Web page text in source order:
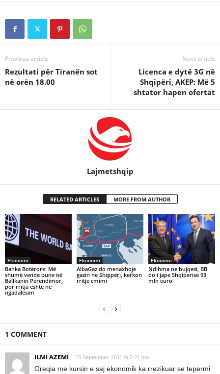
Previous article
Rezultati për Tiranën sot
në orën 18.00
Next article
Licenca e dytë 3G në
Shqipëri, AKEP: Më 5
shtator hapen ofertat
Lajmetshqip
RELATED ARTICLES MORE FROM AUTHOR
Ekonomi
Banka Botërore: Më
shumë vende pune në
Ballkanin Perëndimor,
por rritja është në
ngadalësim
Ekonomi
AlbaGaz do menaxhoje
gazin ne Shqipëri, kerkon
rritje cmimi
Ekonomi
Ndihma ne bujqesi, BB
do i jape Shqiperise 93
mln euro
1 COMMENT
ILMI AZEMI 15 September, 2011 At 2:21 pm
Greqia me kursin e saj ekonomik ka rrezikuar se tepermi